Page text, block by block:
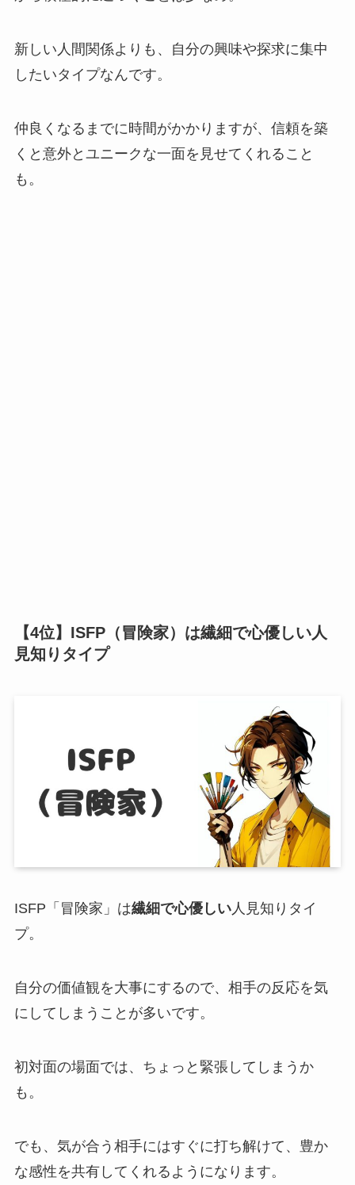
新しい人間関係よりも、自分の興味や探求に集中
したいタイプなんです。
仲良くなるまでに時間がかかりますが、信頼を築
くと意外とユニークな一面を見せてくれること
も。
【4位】ISFP（冒険家）は繊細で心優しい人
見知りタイプ
ISFP「冒険家」は繊細で心優しい人見知りタイ
プ。
自分の価値観を大事にするので、相手の反応を気
にしてしまうことが多いです。
初対面の場面では、ちょっと緊張してしまうか
も。
でも、気が合う相手にはすぐに打ち解けて、豊か
な感性を共有してくれるようになります。